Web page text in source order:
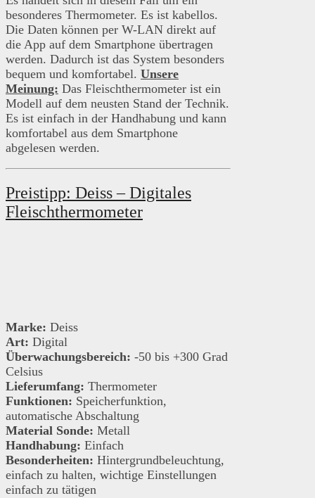
besonderes Thermometer. Es ist kabellos.
Die Daten können per W-LAN direkt auf
die App auf dem Smartphone übertragen
werden. Dadurch ist das System besonders
bequem und komfortabel. Unsere
Meinung: Das Fleischthermometer ist ein
Modell auf dem neusten Stand der Technik.
Es ist einfach in der Handhabung und kann
komfortabel aus dem Smartphone
abgelesen werden.
Preistipp: Deiss – Digitales
Fleischthermometer
Marke: Deiss
Art: Digital
Überwachungsbereich: -50 bis +300 Grad
Celsius
Lieferumfang: Thermometer
Funktionen: Speicherfunktion,
automatische Abschaltung
Material Sonde: Metall
Handhabung: Einfach
Besonderheiten: Hintergrundbeleuchtung,
einfach zu halten, wichtige Einstellungen
einfach zu tätigen